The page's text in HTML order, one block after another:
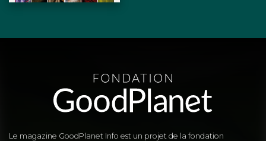
Le magazine GoodPlanet Info est un projet de la fondation